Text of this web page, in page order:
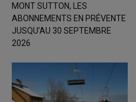
MONT SUTTON, LES
ABONNEMENTS EN PRÉVENTE
JUSQU’AU 30 SEPTEMBRE
2026